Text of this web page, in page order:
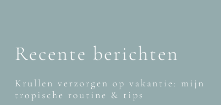
Recente berichten
Krullen verzorgen op vakantie: mijn
tropische routine & tips